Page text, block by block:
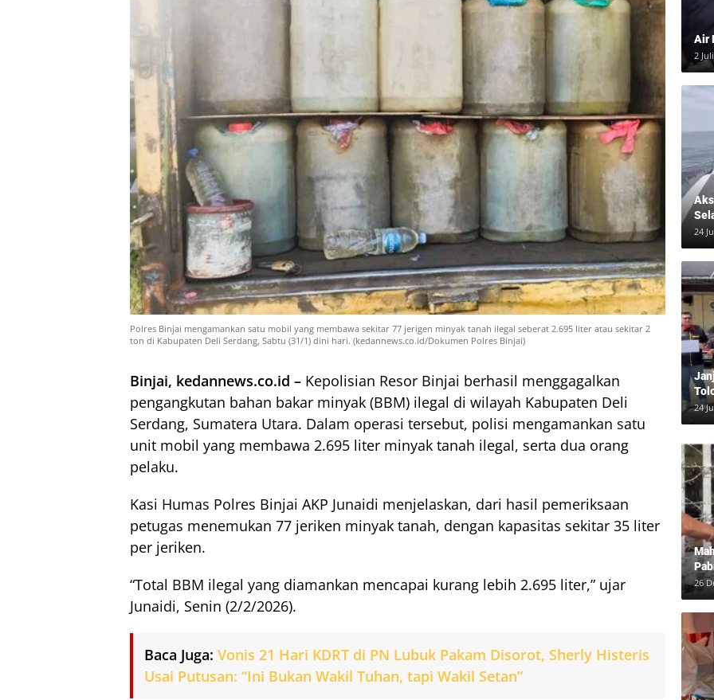
Polres Binjai mengamankan satu mobil yang membawa sekitar 77 jerigen minyak tanah ilegal seberat 2.695 liter atau sekitar 2
ton di Kabupaten Deli Serdang, Sabtu (31/1) dini hari. (kedannews.co.id/Dokumen Polres Binjai)
Binjai, kedannews.co.id – Kepolisian Resor Binjai berhasil menggagalkan
pengangkutan bahan bakar minyak (BBM) ilegal di wilayah Kabupaten Deli
Serdang, Sumatera Utara. Dalam operasi tersebut, polisi mengamankan satu
unit mobil yang membawa 2.695 liter minyak tanah ilegal, serta dua orang
pelaku.
Kasi Humas Polres Binjai AKP Junaidi menjelaskan, dari hasil pemeriksaan
petugas menemukan 77 jeriken minyak tanah, dengan kapasitas sekitar 35 liter
per jeriken.
“Total BBM ilegal yang diamankan mencapai kurang lebih 2.695 liter,” ujar
Junaidi, Senin (2/2/2026).
Baca Juga: Vonis 21 Hari KDRT di PN Lubuk Pakam Disorot, Sherly Histeris
Usai Putusan: “Ini Bukan Wakil Tuhan, tapi Wakil Setan”
Air
2
24
24
26